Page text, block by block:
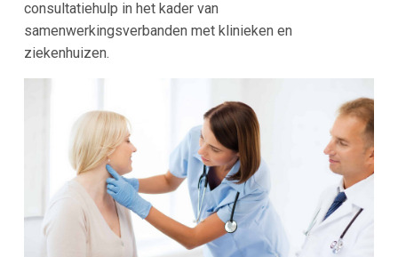
consultatiehulp in het kader van
samenwerkingsverbanden met klinieken en
ziekenhuizen.